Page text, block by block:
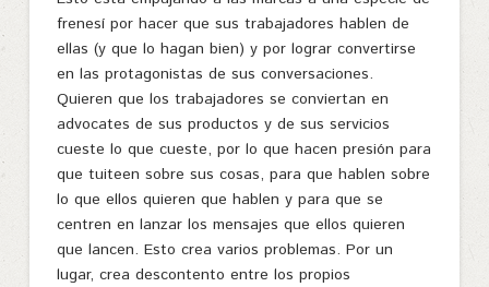
frenesí por hacer que sus trabajadores hablen de
ellas (y que lo hagan bien) y por lograr convertirse
en las protagonistas de sus conversaciones.
Quieren que los trabajadores se conviertan en
advocates de sus productos y de sus servicios
cueste lo que cueste, por lo que hacen presión para
que tuiteen sobre sus cosas, para que hablen sobre
lo que ellos quieren que hablen y para que se
centren en lanzar los mensajes que ellos quieren
que lancen. Esto crea varios problemas. Por un
lugar, crea descontento entre los propios